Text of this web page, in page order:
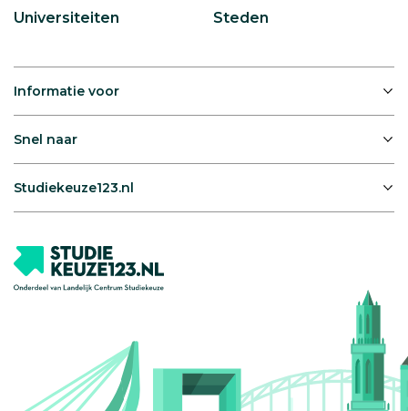
Universiteiten Steden
Informatie voor
Snel naar
Studiekeuze123.nl